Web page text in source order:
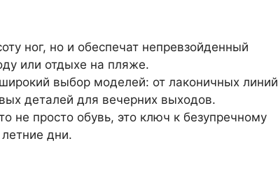
ног, но и обеспечат непревзойденный
или отдыхе на пляже.
выбор моделей: от лаконичных линий
деталей для вечерних выходов.
не просто обувь, это ключ к безупречному
дни.